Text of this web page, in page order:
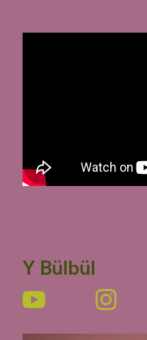
Y Bülbül